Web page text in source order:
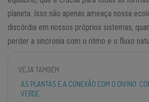
planeta. Isso não apenas ameaça nossa
discórdia em nossos próprios sistemas,
perder a sincronia com o ritmo e o fluxo
VEJA TAMBÉM
AS PLANTAS E A CONEXÃO COM O DIVINO:
VERDE